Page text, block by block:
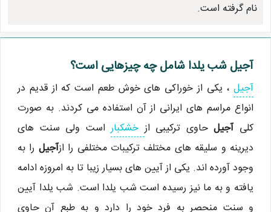
نام گرفته است.
آجیل شب یلدا شامل چه چیزهایی است؟
آجیل ، یکی از خوراکی های خوش طعم است که از قدیم در
انواع مراسم های ایرانی از آن استفاده می کردند. به صورت
کلیآجیلحاوی ترکیبی ازخشکباراست ولی سنت های
دیرینه و سلیقه های مختلف ترکیبات مختلفی را ازآجیل را به
وجود آورده اند. یکی از آیین های بسیار زیبا تا به امروزه ادامه
یافته و به ما نیز رسیده است شب یلدا است. شب یلدا آیین
و سنت منحصر به فرد خود را دارد و به طبع آن حاوی